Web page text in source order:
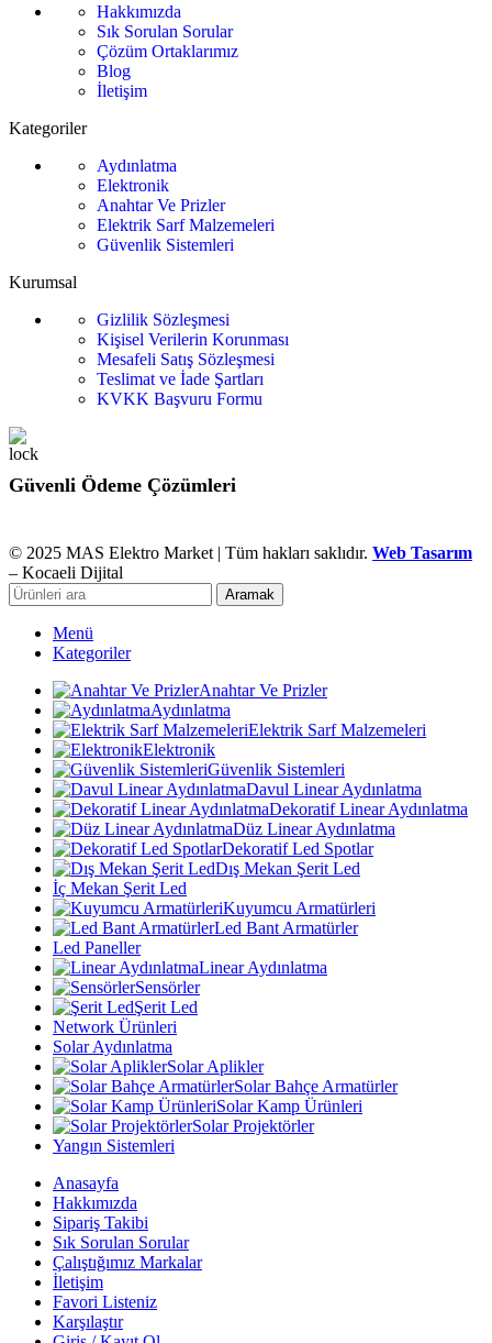
Hakkımızda
Sık Sorulan Sorular
Çözüm Ortaklarımız
Blog
İletişim
Kategoriler
Aydınlatma
Elektronik
Anahtar Ve Prizler
Elektrik Sarf Malzemeleri
Güvenlik Sistemleri
Kurumsal
Gizlilik Sözleşmesi
Kişisel Verilerin Korunması
Mesafeli Satış Sözleşmesi
Teslimat ve İade Şartları
KVKK Başvuru Formu
Güvenli Ödeme Çözümleri
© 2025 MAS Elektro Market | Tüm hakları saklıdır. Web Tasarım
– Kocaeli Dijital
Aramak
Menü
Kategoriler
Anahtar Ve Prizler
Aydınlatma
Elektrik Sarf Malzemeleri
Elektronik
Güvenlik Sistemleri
Davul Linear Aydınlatma
Dekoratif Linear Aydınlatma
Düz Linear Aydınlatma
Dekoratif Led Spotlar
Dış Mekan Şerit Led
İç Mekan Şerit Led
Kuyumcu Armatürleri
Led Bant Armatürler
Led Paneller
Linear Aydınlatma
Sensörler
Şerit Led
Network Ürünleri
Solar Aydınlatma
Solar Aplikler
Solar Bahçe Armatürler
Solar Kamp Ürünleri
Solar Projektörler
Yangın Sistemleri
Anasayfa
Hakkımızda
Sipariş Takibi
Sık Sorulan Sorular
Çalıştığımız Markalar
İletişim
Favori Listeniz
Karşılaştır